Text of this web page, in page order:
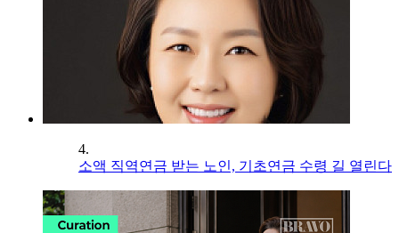
4.
소액 직역연금 받는 노인, 기초연금 수령 길 열린다